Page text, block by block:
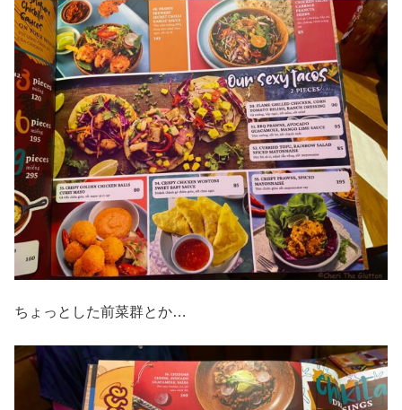
ちょっとした前菜群とか…